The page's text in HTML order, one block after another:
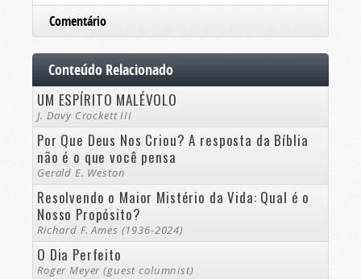
Comentário
Conteúdo Relacionado
UM ESPÍRITO MALÉVOLO
J. Davy Crockett III
Por Que Deus Nos Criou? A resposta da Bíblia
não é o que você pensa
Gerald E. Weston
Resolvendo o Maior Mistério da Vida: Qual é o
Nosso Propósito?
Richard F. Ames (1936-2024)
O Dia Perfeito
Roger Meyer (guest columnist)